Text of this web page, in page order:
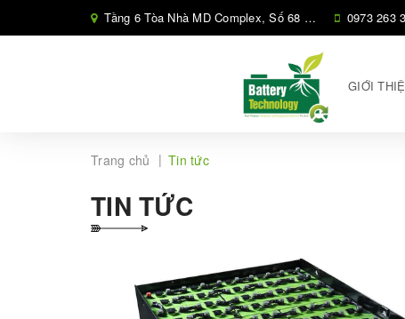
Tầng 6 Tòa Nhà MD Complex, Số 68 Phố Nguyễn Cơ Thạch, Phường Cầu Diễn, Hà Nội, 0973 263
GIỚI
Trang chủ | Tin tức
TIN TỨC